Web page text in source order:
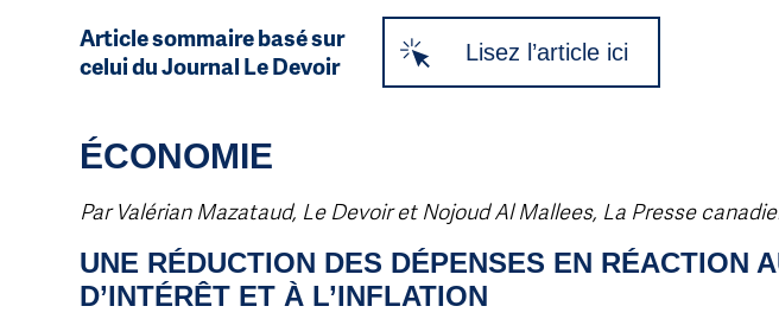
Article sommaire basé sur
celui du Journal Le Devoir
Lisez l’article ici
ÉCONOMIE
Par Valérian Mazataud, Le Devoir et Nojoud Al Mallees, La Presse
UNE RÉDUCTION DES DÉPENSES EN RÉACTION
D’INTÉRÊT ET À L’INFLATION